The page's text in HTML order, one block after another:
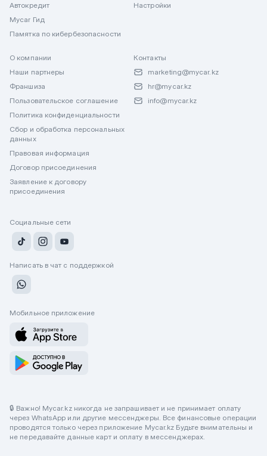
Автокредит
Mycar Гид
Памятка по кибербезопасности
Настройки
О компании
Наши партнеры
Франшиза
Пользовательское соглашение
Политика конфиденциальности
Сбор и обработка персональных
данных
Правовая информация
Договор присоединения
Заявление к договору
присоединения
Контакты
marketing@mycar.kz
hr@mycar.kz
info@mycar.kz
Социальные сети
Написать в чат с поддержкой
Мобильное приложение
🔒 Важно! Mycar.kz никогда не запрашивает и не принимает оплату
через WhatsApp или другие мессенджеры. Все финансовые операции
проводятся только через приложение Mycar.kz Будьте внимательны и
не передавайте данные карт и оплату в мессенджерах.